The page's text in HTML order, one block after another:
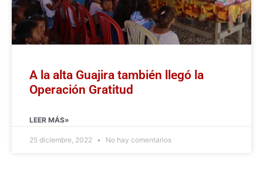
A la alta Guajira también llegó la
Operación Gratitud
LEER MÁS»
25 diciembre, 2022 No hay comentarios